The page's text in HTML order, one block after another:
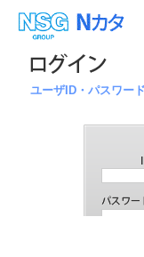
ユーザID・パスワー